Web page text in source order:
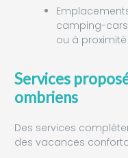
camping-
ou à
Services
ombriens
Des services
des vacances